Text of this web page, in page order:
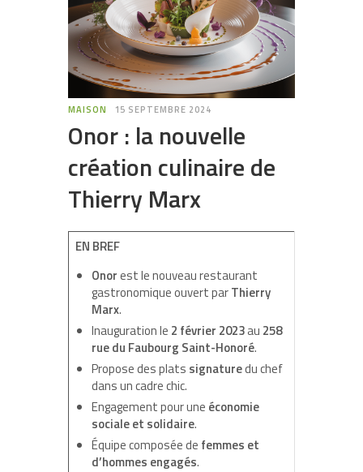
MAISON 15 SEPTEMBRE 2024
Onor : la nouvelle
création culinaire de
Thierry Marx
EN BREF
Onorest le nouveau restaurant
gastronomique ouvert parThierry
Marx.
Inauguration le 2 février 2023au 258
rue du Faubourg Saint-Honoré.
Propose des plats signaturedu chef
dans un cadre chic.
Engagement pour une économie
sociale et solidaire.
Équipe composée de femmes et
d’hommes engagés.